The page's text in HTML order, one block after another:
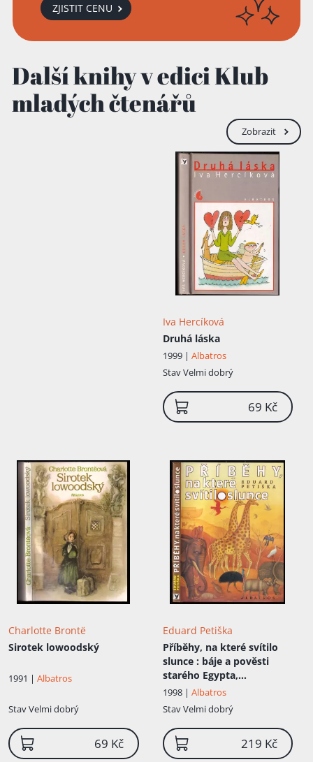
ZJISTIT CENU
Další knihy v edici Klub
mladých čtenářů
Zobrazit
Iva Hercíková
Druhá láska
1999 | Albatros
StavVelmi dobrý
69 Kč
Charlotte Brontë
Sirotek lowoodský
1991 | Albatros
StavVelmi dobrý
69 Kč
Eduard Petiška
Příběhy, na které svítilo
slunce : báje a pověsti
starého Egypta,
Mezopotámie a Izraele
1998 | Albatros
StavVelmi dobrý
219 Kč